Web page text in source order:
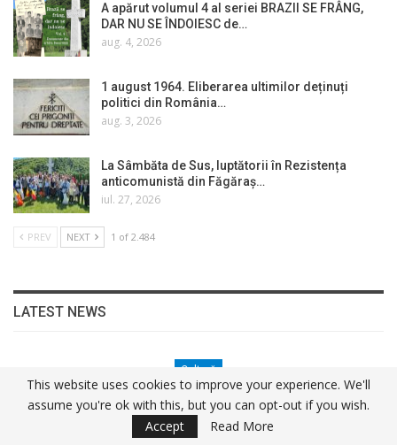
A apărut volumul 4 al seriei BRAZII SE FRÂNG,
DAR NU SE ÎNDOIESC de…
aug. 4, 2026
1 august 1964. Eliberarea ultimilor deținuți
politici din România…
aug. 3, 2026
La Sâmbăta de Sus, luptătorii în Rezistența
anticomunistă din Făgăraș…
iul. 27, 2026
PREV NEXT 1 of 2.484
LATEST NEWS
Cultură
5 August 1976. Asasinați De Securitate: Preotul Vasile…
Florin Dobrescu o zi ago
This website uses cookies to improve your experience. We'll
assume you're ok with this, but you can opt-out if you wish.
Accept
Read More